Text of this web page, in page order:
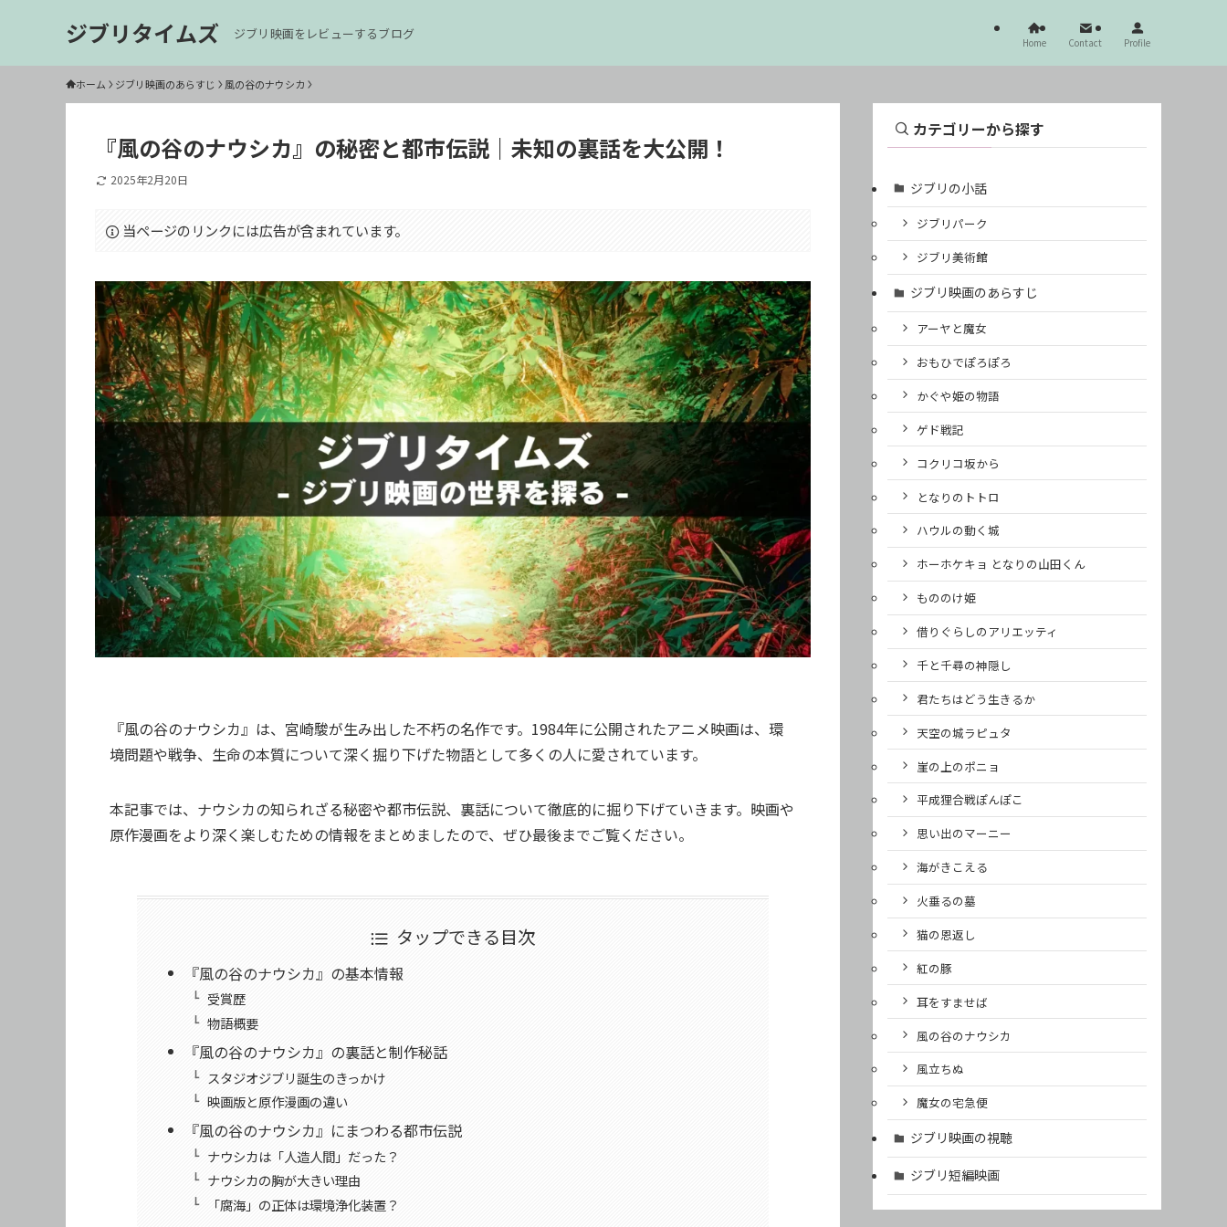
ジブリタイムズ ジブリ映画をレビューするブログ
Home Contact Profile
ホーム ジブリ映画のあらすじ 風の谷のナウシカ
『風の谷のナウシカ』の秘密と都市伝説｜未知の裏話を大公開！
2025年2月20日
当ページのリンクには広告が含まれています。
『風の谷のナウシカ』は、宮崎駿が生み出した不朽の名作です。1984年に公開されたアニメ映画は、環
境問題や戦争、生命の本質について深く掘り下げた物語として多くの人に愛されています。
本記事では、ナウシカの知られざる秘密や都市伝説、裏話について徹底的に掘り下げていきます。映画や
原作漫画をより深く楽しむための情報をまとめましたので、ぜひ最後までご覧ください。
タップできる目次
『風の谷のナウシカ』の基本情報
受賞歴
物語概要
『風の谷のナウシカ』の裏話と制作秘話
スタジオジブリ誕生のきっかけ
映画版と原作漫画の違い
『風の谷のナウシカ』にまつわる都市伝説
ナウシカは「人造人間」だった？
ナウシカの胸が大きい理由
「腐海」の正体は環境浄化装置？
カテゴリーから探す
ジブリの小話
ジブリパーク
ジブリ美術館
ジブリ映画のあらすじ
アーヤと魔女
おもひでぽろぽろ
かぐや姫の物語
ゲド戦記
コクリコ坂から
となりのトトロ
ハウルの動く城
ホーホケキョ となりの山田くん
もののけ姫
借りぐらしのアリエッティ
千と千尋の神隠し
君たちはどう生きるか
天空の城ラピュタ
崖の上のポニョ
平成狸合戦ぽんぽこ
思い出のマーニー
海がきこえる
火垂るの墓
猫の恩返し
紅の豚
耳をすませば
風の谷のナウシカ
風立ちぬ
魔女の宅急便
ジブリ映画の視聴
ジブリ短編映画